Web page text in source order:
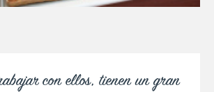
con ellos, tienen un gran